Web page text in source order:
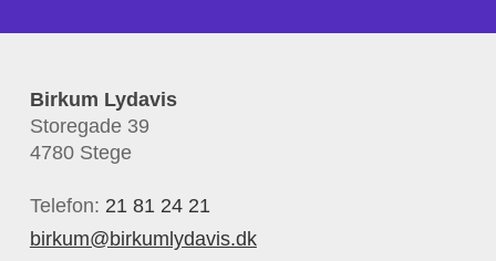
Birkum Lydavis
Storegade 39
4780 Stege
Telefon: 21 81 24 21
birkum@birkumlydavis.dk